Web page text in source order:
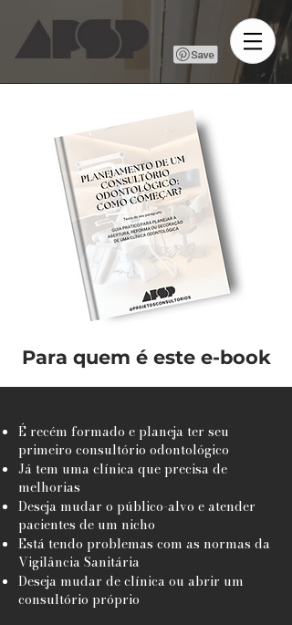
Para quem é este e-book
É recém formado e planeja ter seu
primeiro consultório odontológico
Já tem uma clínica que precisa de
melhorias
Deseja mudar o público-alvo e atender
pacientes de um nicho
Está tendo problemas com as normas da
Vigilância Sanitária
Deseja mudar de clínica ou abrir um
consultório próprio